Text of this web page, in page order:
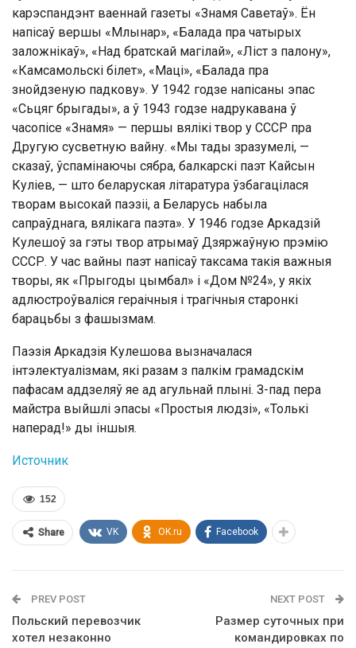
карэспандэнт ваеннай газеты «Знамя Саветаў». Ён
напісаў вершы «Млынар», «Балада пра чатырых
заложнікаў», «Над братскай магілай», «Ліст з палону»,
«Камсамольскі білет», «Маці», «Балада пра
знойдзеную падкову». У 1942 годзе напісаны эпас
«Сьцяг брыгады», а ў 1943 годзе надрукавана ў
часопісе «Знамя» — першы вялікі твор у СССР пра
Другую сусветную вайну. «Мы тады зразумелі, —
сказаў, ўспамінаючы сябра, балкарскі паэт Кайсын
Куліев, — што беларуская літаратура ўзбагацілася
творам высокай паэзіі, а Беларусь набыла
сапраўднага, вялікага паэта». У 1946 годзе Аркадзій
Кулешоў за гэты твор атрымаў Дзяржаўную прэмію
СССР. У час вайны паэт напісаў таксама такія важныя
творы, як «Прыгоды цымбал» і «Дом №24», у якіх
адлюстроўваліся гераічныя і трагічныя старонкі
барацьбы з фашызмам.
Паэзія Аркадзія Кулешова вызначалася
інтэлектуалізмам, які разам з палкім грамадскім
пафасам аддзеляў яе ад агульнай плыні. З-пад пера
майстра выйшлі эпасы «Простыя людзі», «Толькі
наперад!» ды іншыя.
Источник
152
Share VK OK.ru Facebook
PREV POST
Польский перевозчик
хотел незаконно
NEXT POST
Размер суточных при
командировках по